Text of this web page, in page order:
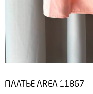
ПЛАТЬЕ AREA 11867